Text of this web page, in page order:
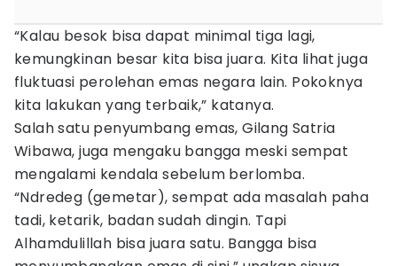
“Kalau besok bisa dapat minimal tiga lagi,
kemungkinan besar kita bisa juara. Kita lihat juga
fluktuasi perolehan emas negara lain. Pokoknya
kita lakukan yang terbaik,” katanya.
Salah satu penyumbang emas, Gilang Satria
Wibawa, juga mengaku bangga meski sempat
mengalami kendala sebelum berlomba.
“Ndredeg (gemetar), sempat ada masalah paha
tadi, ketarik, badan sudah dingin. Tapi
Alhamdulillah bisa juara satu. Bangga bisa